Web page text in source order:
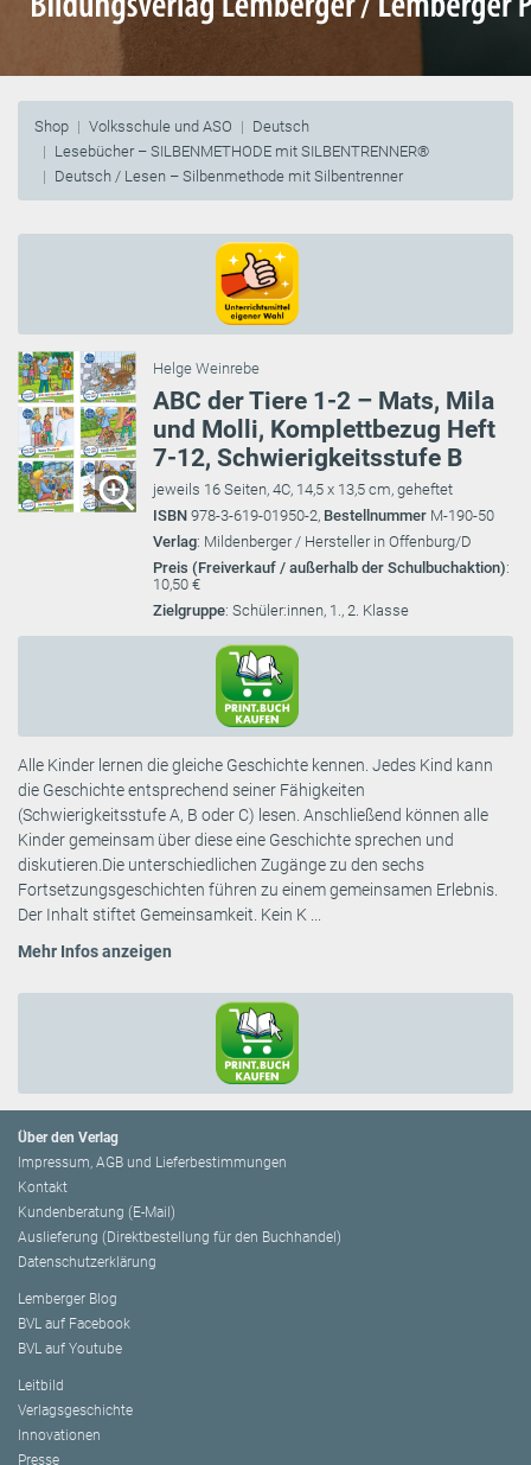
Shop Volksschule und ASO
Deutsch
Lesebücher – SILBENMETHODE mit SILBENTRENNER®
Deutsch / Lesen – Silbenmethode mit Silbentrenner
Helge Weinrebe
ABC der Tiere 1-2 – Mats, Mila
und Molli, Komplettbezug Heft
7-12, Schwierigkeitsstufe B
jeweils 16 Seiten, 4C, 14,5 x 13,5 cm, geheftet
ISBN 978-3-619-01950-2, Bestellnummer M-190-50
Verlag: Mildenberger / Hersteller in Offenburg/D
Preis (Freiverkauf / außerhalb der Schulbuchaktion):
10,50 €
Zielgruppe: Schüler:innen, 1., 2. Klasse
Alle Kinder lernen die gleiche Geschichte kennen. Jedes Kind kann
die Geschichte entsprechend seiner Fähigkeiten
(Schwierigkeitsstufe A, B oder C) lesen. Anschließend können alle
Kinder gemeinsam über diese eine Geschichte sprechen und
diskutieren.Die unterschiedlichen Zugänge zu den sechs
Fortsetzungsgeschichten führen zu einem gemeinsamen Erlebnis.
Der Inhalt stiftet Gemeinsamkeit. Kein K ...
Mehr Infos anzeigen
Über den Verlag
Impressum, AGB und Lieferbestimmungen
Kontakt
Kundenberatung (E-Mail)
Auslieferung (Direktbestellung für den Buchhandel)
Datenschutzerklärung
Lemberger Blog
BVL auf Facebook
BVL auf Youtube
Leitbild
Verlagsgeschichte
Innovationen
Presse